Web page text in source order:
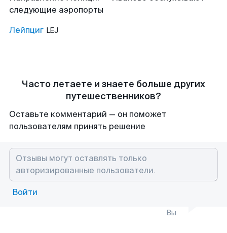
следующие аэропорты
Лейпциг LEJ
Часто летаете и знаете больше других
путешественников?
Оставьте комментарий — он поможет
пользователям принять решение
Войти
Вы